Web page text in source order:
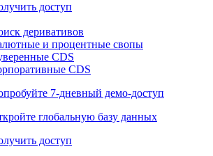
7-дневный
глобальную базу данных
доступ
и процентные свопы
CDS
7-дневный